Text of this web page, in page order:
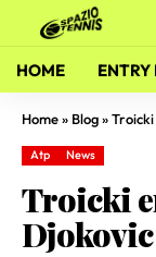
HOME ENTRY
Home» Blog»
Atp News
Troicki
Djokovic